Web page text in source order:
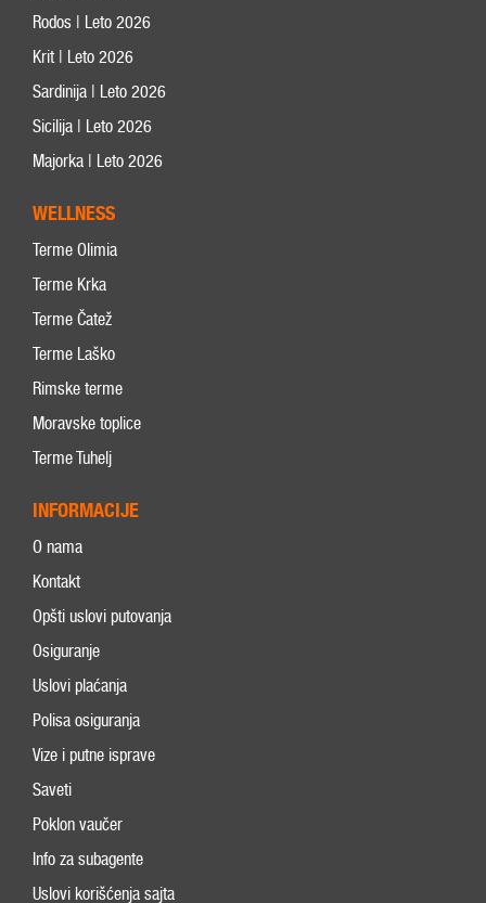
Rodos | Leto 2026
Krit | Leto 2026
Sardinija | Leto 2026
Sicilija | Leto 2026
Majorka | Leto 2026
WELLNESS
Terme Olimia
Terme Krka
Terme Čatež
Terme Laško
Rimske terme
Moravske toplice
Terme Tuhelj
INFORMACIJE
O nama
Kontakt
Opšti uslovi putovanja
Osiguranje
Uslovi plaćanja
Polisa osiguranja
Vize i putne isprave
Saveti
Poklon vaučer
Info za subagente
Uslovi korišćenja sajta